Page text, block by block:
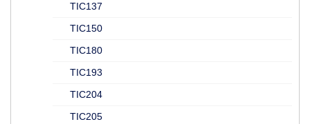
TIC137
TIC150
TIC180
TIC193
TIC204
TIC205